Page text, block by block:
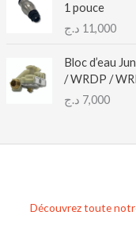
1 pouce
11,000 د.ج
Bloc d’eau
/ WRDP /
7,000 د.ج
Découvrez toute